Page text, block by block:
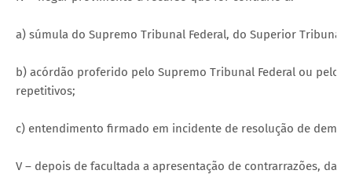
a) súmula do Supremo Tribunal Federal, do Superior
b) acórdão proferido pelo Supremo Tribunal Federal ou pelo
repetitivos;
c) entendimento firmado em incidente de resolução de
V – depois de facultada a apresentação de contrarrazões,